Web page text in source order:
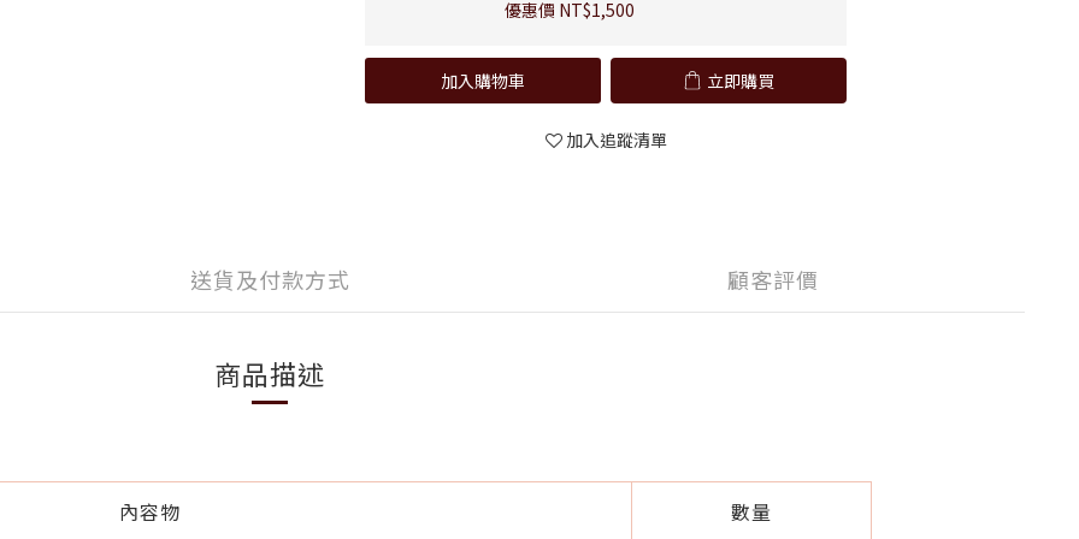
優惠價 NT$1,500
加入購物車 立即購買
加入追蹤清單
送貨及付款方式 顧客評價
商品描述
內容物 數量